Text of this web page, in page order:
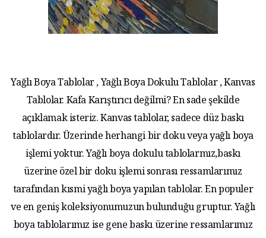
Yağlı Boya Tablolar , Yağlı Boya Dokulu Tablolar , Kanvas
Tablolar. Kafa Karıştırıcı değilmi? En sade şekilde
açıklamak isteriz. Kanvas tablolar, sadece düz baskı
tablolardır. Üzerinde herhangi bir doku veya yağlı boya
işlemi yoktur. Yağlı boya dokulu tablolarmız,baskı
üzerine özel bir doku işlemi sonrası ressamlarımız
tarafından kısmi yağlı boya yapılan tablolar. En populer
ve en geniş koleksiyonumuzun bulunduğu gruptur. Yağlı
boya tablolarımız ise gene baskı üzerine ressamlarımız